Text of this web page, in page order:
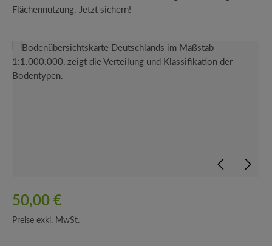
Flächennutzung. Jetzt sichern!
Bildergalerie überspringen
50,00 €
Preise exkl. MwSt.